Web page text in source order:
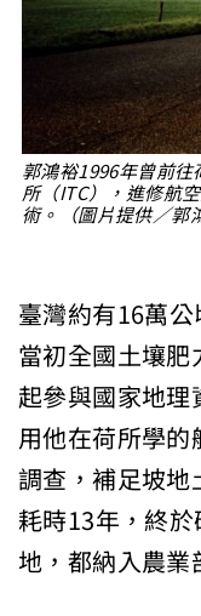
郭鴻裕1996年曾前
所（ITC），進修航
術。（圖片提供／郭
臺灣約有16萬
當初全國土壤
起參與國家地
用他在荷所學
調查，補足坡
耗時13年，終
地，都納入農